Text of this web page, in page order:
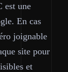
est une
En cas
joignable
site pour
et